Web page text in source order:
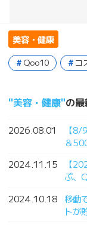
美容・健康
Qoo10 コ
美容・健康 の
2026.08.01
【
＆
2024.11.15
【
ぶ、
2024.10.18 移動
トが